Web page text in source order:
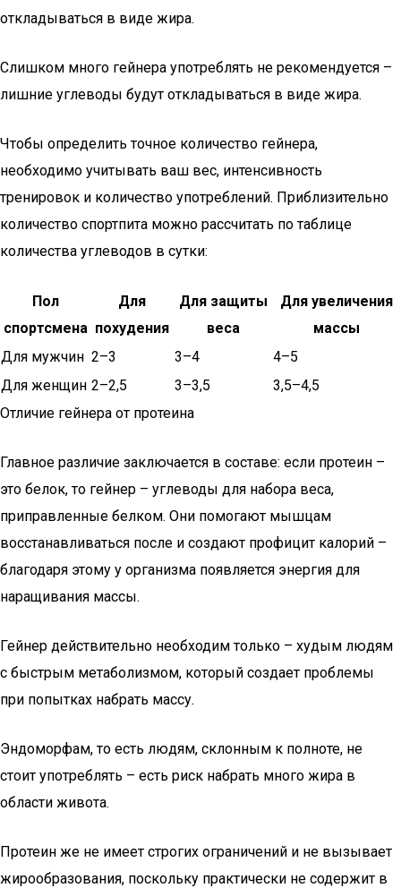
откладываться в виде жира.
Слишком много гейнера употреблять не рекомендуется –
лишние углеводы будут откладываться в виде жира.
Чтобы определить точное количество гейнера,
необходимо учитывать ваш вес, интенсивность
тренировок и количество употреблений. Приблизительно
количество спортпита можно рассчитать по таблице
количества углеводов в сутки:
Пол
спортсмена
Для
похудения
Для защиты
веса
Для увеличения
массы
Для мужчин 2–3 3–4
4–5
Для женщин 2–2,5 3–3,5
3,5–4,5
Отличие гейнера от протеина
Главное различие заключается в составе: если протеин –
это белок, то гейнер – углеводы для набора веса,
приправленные белком. Они помогают мышцам
восстанавливаться после и создают профицит калорий –
благодаря этому у организма появляется энергия для
наращивания массы.
Гейнер действительно необходим только – худым людям
с быстрым метаболизмом, который создает проблемы
при попытках набрать массу.
Эндоморфам, то есть людям, склонным к полноте, не
стоит употреблять – есть риск набрать много жира в
области живота.
Протеин же не имеет строгих ограничений и не вызывает
жирообразования, поскольку практически не содержит в